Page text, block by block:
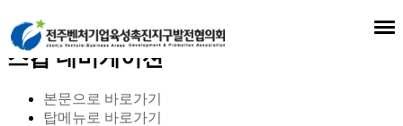
스킵 네비게이션
본문으로 바로가기
탑메뉴로 바로가기